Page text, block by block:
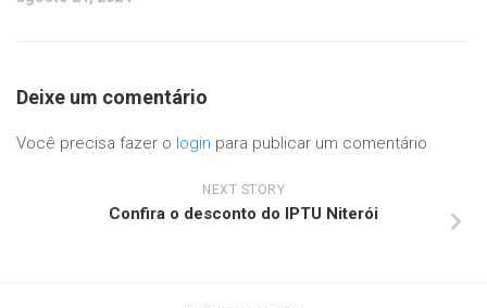
Deixe um comentário
Você precisa fazer o login para publicar um comentário.
NEXT STORY
Confira o desconto do IPTU Niterói